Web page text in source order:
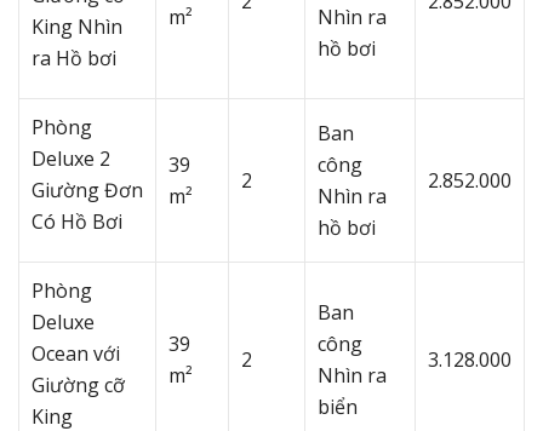
King Nhìn
ra Hồ bơi
m²
Nhìn ra
hồ bơi
Phòng
Deluxe 2
Giường Đơn
Có Hồ Bơi
39
m²
2
Ban
công
Nhìn ra
hồ bơi
2.852.000
Phòng
Deluxe
Ocean với
Giường cỡ
King
39
m²
2
Ban
công
Nhìn ra
biển
3.128.000